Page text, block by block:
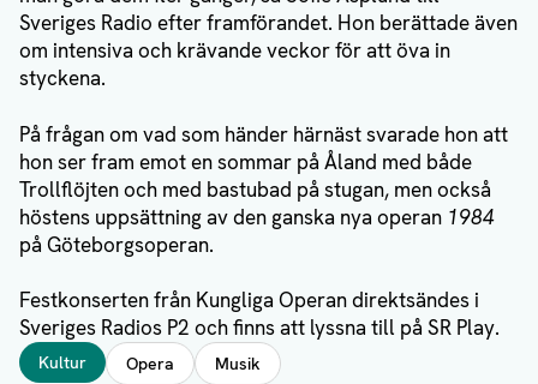
Sveriges Radio efter framförandet. Hon berättade även
om intensiva och krävande veckor för att öva in
styckena.
På frågan om vad som händer härnäst svarade hon att
hon ser fram emot en sommar på Åland med både
Trollflöjten och med bastubad på stugan, men också
höstens uppsättning av den ganska nya operan 1984
på Göteborgsoperan.
Festkonserten från Kungliga Operan direktsändes i
Sveriges Radios P2 och finns att lyssna till på SR Play.
Taggar
Kultur Opera Musik